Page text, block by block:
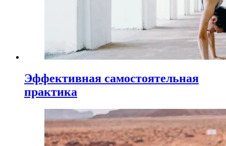
Эффективная самостоятельная
практика